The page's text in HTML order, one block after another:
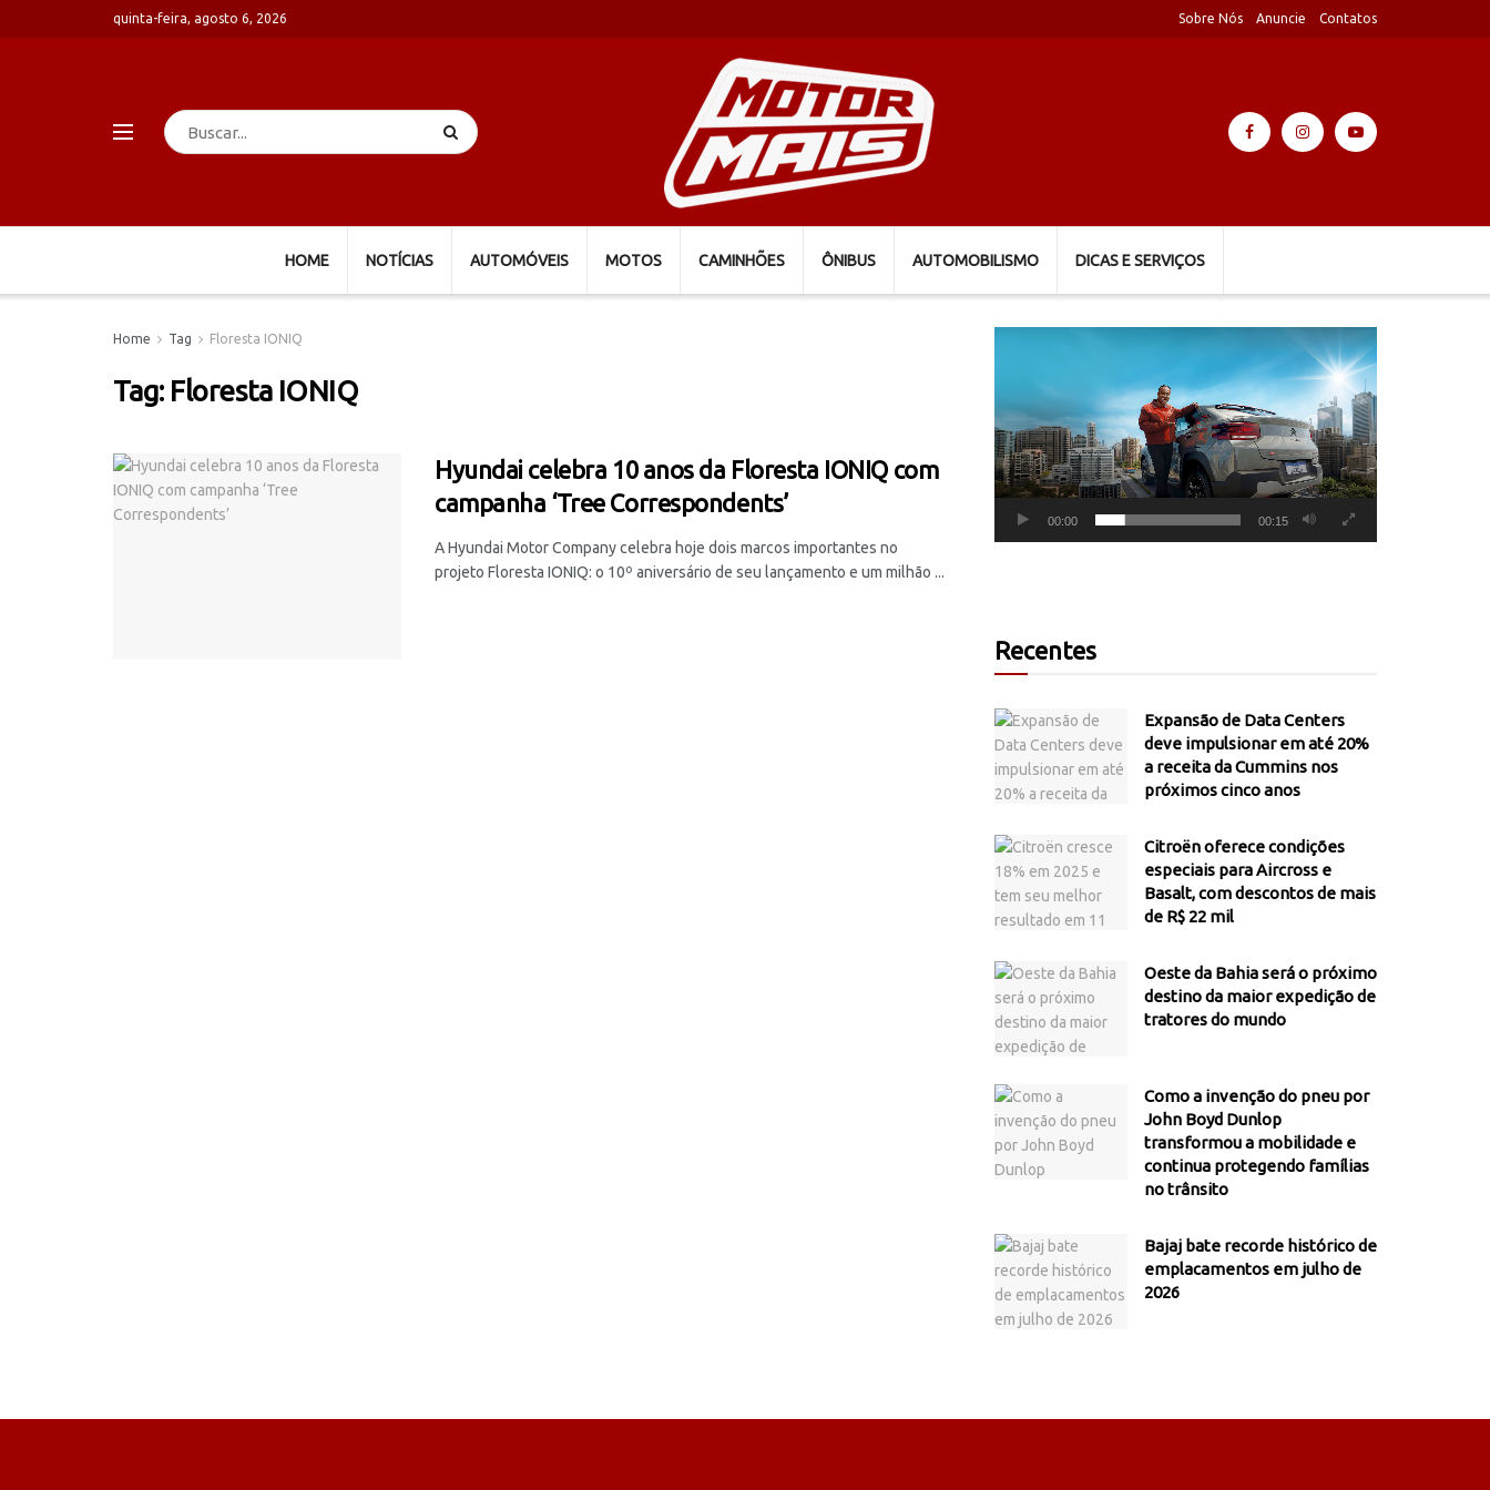
quinta-feira, agosto 6, 2026 Sobre Nós Anuncie Contatos
HOME NOTÍCIAS AUTOMÓVEIS MOTOS CAMINHÕES ÔNIBUS AUTOMOBILISMO DICAS E SERVIÇOS
Home Tag Floresta IONIQ
Tag: Floresta IONIQ
Hyundai celebra 10 anos da Floresta IONIQ com
campanha ‘Tree Correspondents’
A Hyundai Motor Company celebra hoje dois marcos importantes no
projeto Floresta IONIQ: o 10º aniversário de seu lançamento e um milhão ...
00:00 00:15
Recentes
Expansão de Data Centers
deve impulsionar em até 20%
a receita da Cummins nos
próximos cinco anos
Citroën oferece condições
especiais para Aircross e
Basalt, com descontos de mais
de R$ 22 mil
Oeste da Bahia será o próximo
destino da maior expedição de
tratores do mundo
Como a invenção do pneu por
John Boyd Dunlop
transformou a mobilidade e
continua protegendo famílias
no trânsito
Bajaj bate recorde histórico de
emplacamentos em julho de
2026